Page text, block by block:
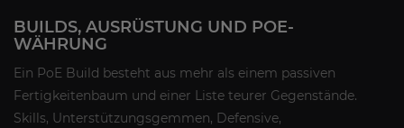
BUILDS, AUSRÜSTUNG UND POE-
WÄHRUNG
Ein PoE Build besteht aus mehr als einem passiven
Fertigkeitenbaum und einer Liste teurer Gegenstände.
Skills, Unterstützungsgemmen, Defensive,